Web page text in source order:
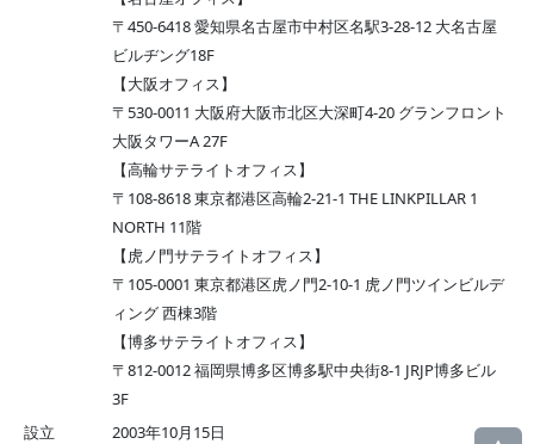
〒450-6418 愛知県名古屋市中村区名駅3-28-12 大名古屋
ビルヂング18F
【大阪オフィス】
〒530-0011 大阪府大阪市北区大深町4-20 グランフロント
大阪タワーA 27F
【高輪サテライトオフィス】
〒108-8618 東京都港区高輪2-21-1 THE LINKPILLAR 1
NORTH 11階
【虎ノ門サテライトオフィス】
〒105-0001 東京都港区虎ノ門2-10-1 虎ノ門ツインビルデ
ィング 西棟3階
【博多サテライトオフィス】
〒812-0012 福岡県博多区博多駅中央街8-1 JRJP博多ビル
3F
設立
2003年10月15日